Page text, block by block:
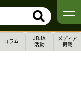
コラム
JBJA
活動
メディア
掲載